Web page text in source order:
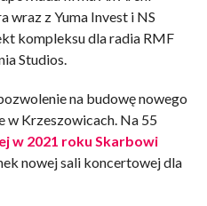
wraz z Yuma Invest i NS
kompleksu dla radia RMF
Studios.
na budowę nowego
Krzeszowicach. Na 55
w 2021 roku Skarbowi
nowej sali koncertowej dla